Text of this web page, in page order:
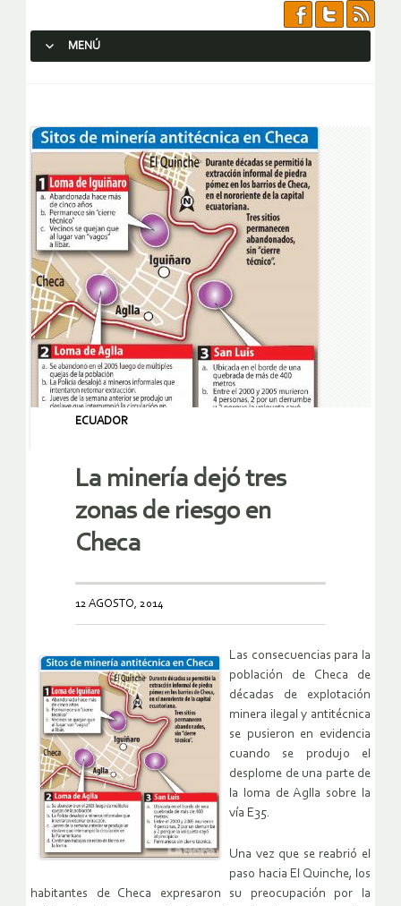
MENÚ
ECUADOR
La minería dejó tres
zonas de riesgo en
Checa
12 AGOSTO, 2014
Las consecuencias para la
población de Checa de
décadas de explotación
minera ilegal y antitécnica
se pusieron en evidencia
cuando se produjo el
desplome de una parte de
la loma de Aglla sobre la
vía E35.
Una vez que se reabrió el
paso hacia El Quinche, los
habitantes de Checa expresaron su preocupación por la